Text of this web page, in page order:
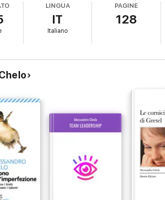
LINGUA
IT
Italiano
PAGINE
128